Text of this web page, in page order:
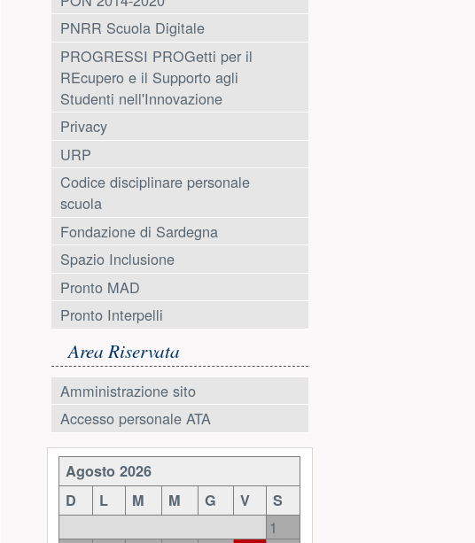
PNRR Scuola Digitale
PROGRESSI PROGetti per il
REcupero e il Supporto agli
Studenti nell'Innovazione
Privacy
URP
Codice disciplinare personale
scuola
Fondazione di Sardegna
Spazio Inclusione
Pronto MAD
Pronto Interpelli
Area Riservata
Amministrazione sito
Accesso personale ATA
Risorse aggiuntive (colonna di sinistra)
Agosto 2026
D
L M M G V S
1